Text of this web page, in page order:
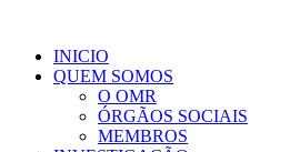
INICIO
QUEM SOMOS
O OMR
ÓRGÃOS SOCIAIS
MEMBROS